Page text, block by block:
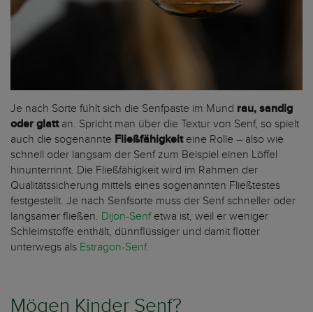
Je nach Sorte fühlt sich die Senfpaste im Mund rau, sandig
oder glattan. Spricht man über die Textur von Senf, so spielt
auch die sogenannte Fließfähigkeiteine Rolle – also wie
schnell oder langsam der Senf zum Beispiel einen Löffel
hinunterrinnt. Die Fließfähigkeit wird im Rahmen der
Qualitätssicherung mittels eines sogenannten Fließtestes
festgestellt. Je nach Senfsorte muss der Senf schneller oder
langsamer fließen. Dijon-Senfetwa ist, weil er weniger
Schleimstoffe enthält, dünnflüssiger und damit flotter
unterwegs als Estragon-Senf.
Mögen Kinder Senf?